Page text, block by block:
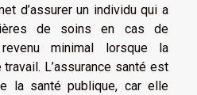
d’assurer un individu qui a
de soins en cas de
minimal lorsque la
L’assurance santé est
la santé publique, car elle